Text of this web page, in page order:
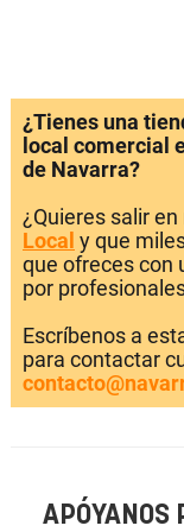
¿Tienes una
local comercial
de Navarra?
¿Quieres salir
Local y que
que ofreces con
por
Escríbenos a
para contactar
APÓYANOS